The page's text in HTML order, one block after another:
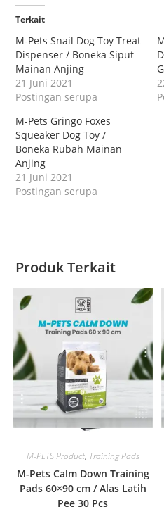
Terkait
M-Pets Snail Dog Toy Treat
Dispenser / Boneka Siput
Mainan Anjing
21 Juni 2021
Postingan serupa
M-Pets Gringo Foxes
Squeaker Dog Toy /
Boneka Rubah Mainan
Anjing
21 Juni 2021
Postingan serupa
Produk Terkait
Quick View
M-PETS Product, Training Pads
M-Pets Calm Down Training
Pads 60×90 cm / Alas Latih
Pee 30 Pcs